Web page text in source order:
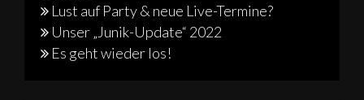
Lust auf Party & neue Live-Termine?
Unser „Junik-Update“ 2022
Es geht wieder los!